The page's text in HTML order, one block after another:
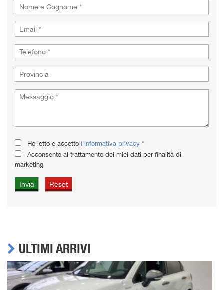
Ho letto e accetto l'informativa privacy *
Acconsento al trattamento dei miei dati per finalità di
marketing
ULTIMI ARRIVI